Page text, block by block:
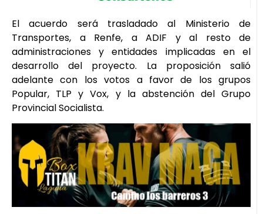
El acuerdo será trasladado al Ministerio de
Transportes, a Renfe, a ADIF y al resto de
administraciones y entidades implicadas en el
desarrollo del proyecto. La proposición salió
adelante con los votos a favor de los grupos
Popular, TLP y Vox, y la abstención del Grupo
Provincial Socialista.